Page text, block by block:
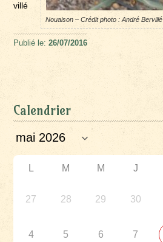
Nouaison – Crédit photo : André Bervillé
villé
Publié le:26/07/2016
Calendrier
L M M J
27 28 29 30
4 5 6 7